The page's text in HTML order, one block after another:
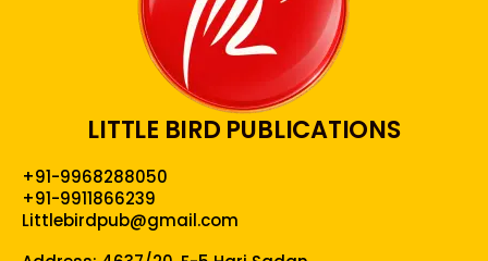
LITTLE BIRD PUBLICATIONS
+91-9968288050
+91-9911866239
Littlebirdpub@gmail.com